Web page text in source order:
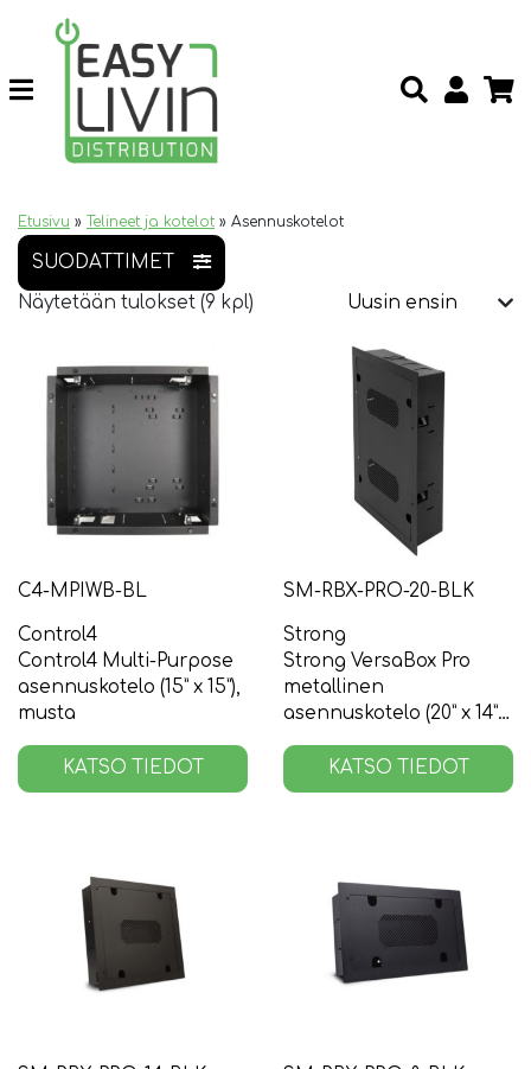
Etusivu » Telineet ja kotelot » Asennuskotelot
SUODATTIMET
Näytetään tulokset (9 kpl)
C4-MPIWB-BL
Control4
Control4 Multi-Purpose
asennuskotelo (15” x 15”),
musta
KATSO TIEDOT
SM-RBX-PRO-20-BLK
Strong
Strong VersaBox Pro
metallinen
asennuskotelo (20” x 14”),
KATSO TIEDOT